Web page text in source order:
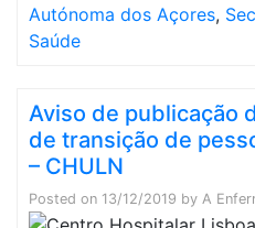
Autónoma dos Açores,
Saúde
Aviso de publicação
de transição de
– CHULN
Posted on 13/12/2019 by A